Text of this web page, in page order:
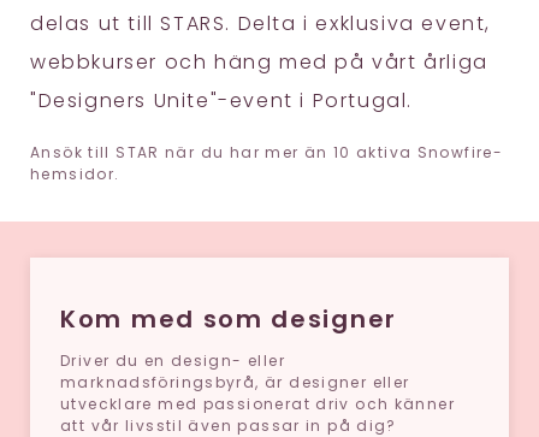
delas ut till STARS. Delta i exklusiva event,
webbkurser och häng med på vårt årliga
"Designers Unite"-event i Portugal.
Ansök till STAR när du har mer än 10 aktiva Snowfire-
hemsidor.
Kom med som designer
Driver du en design- eller
marknadsföringsbyrå, är designer eller
utvecklare med passionerat driv och känner
att vår livsstil även passar in på dig?